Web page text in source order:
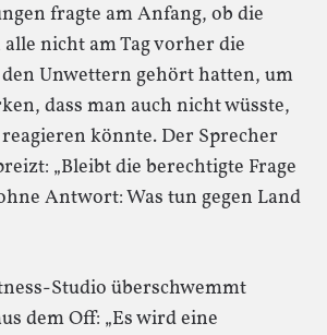
fragte am Anfang, ob die
nicht am Tag vorher die
Unwettern gehört hatten, um
dass man auch nicht wüsste,
könnte. Der Sprecher
„Bleibt die berechtigte Frage
Antwort: Was tun gegen Land
Studio überschwemmt
dem Off: „Es wird eine